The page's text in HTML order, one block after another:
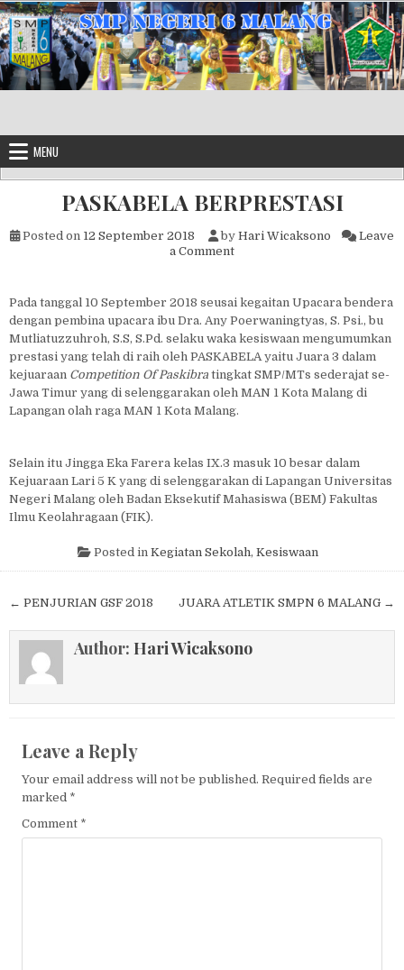
Skip to content
MENU
PASKABELA BERPRESTASI
Posted on 12 September 2018 by Hari Wicaksono
Leave
a Commenton PASKABELA
Pada tanggal 10 September 2018 seusai kegaitan Upacara bendera
dengan pembina upacara ibu Dra. Any Poerwaningtyas, S. Psi., bu
Mutliatuzzuhroh, S.S, S.Pd. selaku waka kesiswaan mengumumkan
prestasi yang telah di raih oleh PASKABELA yaitu Juara 3 dalam
kejuaraan Competition Of Paskibra tingkat SMP/MTs sederajat se-
Jawa Timur yang di selenggarakan oleh MAN 1 Kota Malang di
Lapangan olah raga MAN 1 Kota Malang.
Selain itu Jingga Eka Farera kelas IX.3 masuk 10 besar dalam
Kejuaraan Lari 5 K yang di selenggarakan di Lapangan Universitas
Negeri Malang oleh Badan Eksekutif Mahasiswa (BEM) Fakultas
Ilmu Keolahragaan (FIK).
Posted in Kegiatan Sekolah, Kesiswaan
Post navigation JUARA ATLETIK SMPN 6 MALANG →
← PENJURIAN GSF 2018
Author: Hari Wicaksono
Leave a Reply
Your email address will not be published. Required fields are
marked *
Comment *